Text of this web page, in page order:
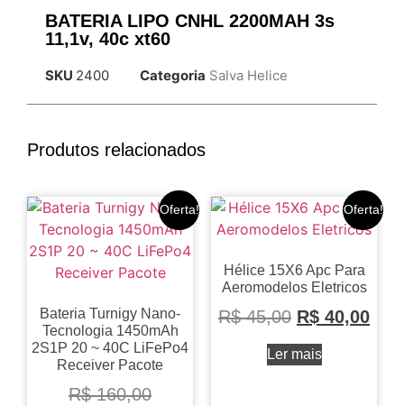
BATERIA LIPO CNHL 2200MAH 3s
11,1v, 40c xt60
SKU 2400 Categoria Salva Helice
Produtos relacionados
Oferta!
Bateria Turnigy Nano-
Tecnologia 1450mAh
2S1P 20 ~ 40C LiFePo4
Receiver Pacote
R$160,00
Oferta!
Hélice 15X6 Apc Para
Aeromodelos Eletricos
R$45,00 R$ 40,00
Ler mais